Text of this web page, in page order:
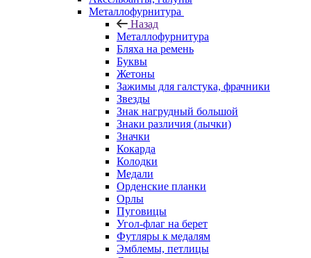
Металлофурнитура
Назад
Металлофурнитура
Бляха на ремень
Буквы
Жетоны
Зажимы для галстука, фрачники
Звезды
Знак нагрудный большой
Знаки различия (лычки)
Значки
Кокарда
Колодки
Медали
Орденские планки
Орлы
Пуговицы
Угол-флаг на берет
Футляры к медалям
Эмблемы, петлицы